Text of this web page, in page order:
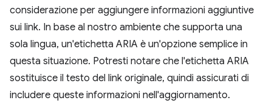
considerazione per aggiungere informazioni aggiuntive
sui link. In base al nostro ambiente che supporta una
sola lingua, un'etichetta ARIA è un'opzione semplice in
questa situazione. Potresti notare che l'etichetta ARIA
sostituisce il testo del link originale, quindi assicurati di
includere queste informazioni nell'aggiornamento.